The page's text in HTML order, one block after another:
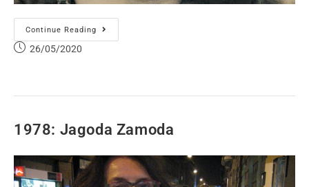
Continue Reading
26/05/2020
1978: Jagoda Zamoda